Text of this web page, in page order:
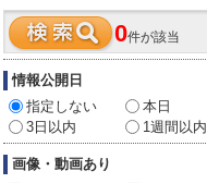
0件が該当
情報公開日
指定しない
本日
3日以内
1週間以内
画像・動画あり